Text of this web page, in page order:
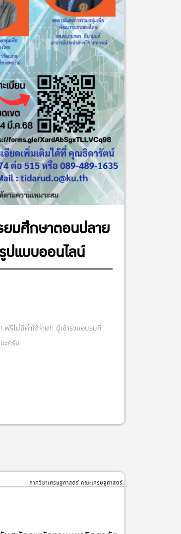
ยมศึกษาตอนปลาย
ปแบบออนไลน์
รีไม่มีค่าใช้จ่าย!! ผู้เข้าร่วมอบรมที่
ะครับ